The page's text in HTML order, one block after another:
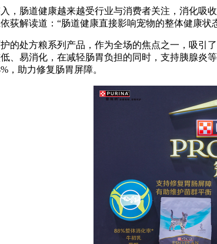
肠道健康越来越受行业与消费者关注，消化吸
荻解读道：“肠道健康直接影响宠物的整体健康
处方粮系列产品，作为全场的焦点之一，吸引
、易消化，在减轻肠胃负担的同时，支持胰腺
，助力修复肠胃屏障。